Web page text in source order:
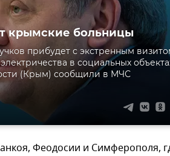
крымские больницы
прибудет с экстренным
в социальных
(Крым) сообщили в МЧС
Феодосии и Симферополя,